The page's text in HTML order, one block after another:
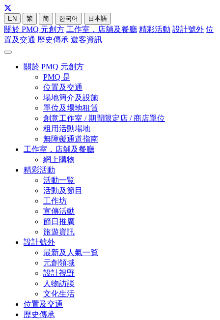
EN 繁 简 한국어 日本語
關於 PMQ 元創方 工作室，店舖及餐廳 精彩活動 設計號外 位
置及交通 歷史傳承 遊客資訊
關於 PMQ 元創方
PMQ 是
位置及交通
場地簡介及設施
單位及場地租賃
創意工作室 / 期間限定店 / 商店單位
租用活動場地
無障礙通道指南
工作室，店舖及餐廳
網上購物
精彩活動
活動一覧
活動及節目
工作坊
宣傳活動
節日推廣
旅遊資訊
設計號外
最新及人氣一覧
元創領域
設計視野
人物訪談
文化生活
位置及交通
歷史傳承